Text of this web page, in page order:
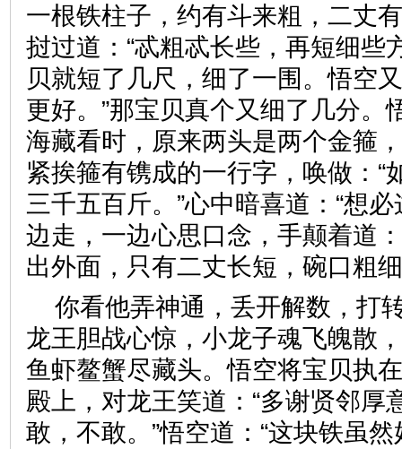
一根铁柱子，约有斗来粗，二丈
挝过道：“忒粗忒长些，再短细些
贝就短了几尺，细了一围。悟空
更好。”那宝贝真个又细了几分。
海藏看时，原来两头是两个金箍
紧挨箍有镌成的一行字，唤做：“
三千五百斤。”心中暗喜道：“想
边走，一边心思口念，手颠着道
出外面，只有二丈长短，碗
你看他弄神通，丢开解数，打
龙王胆战心惊，小龙子魂飞魄散
鱼虾鳌蟹尽藏头。悟空将宝贝执
殿上，对龙王笑道：“多谢贤邻厚
敢，不敢。”悟空道：“这块铁虽